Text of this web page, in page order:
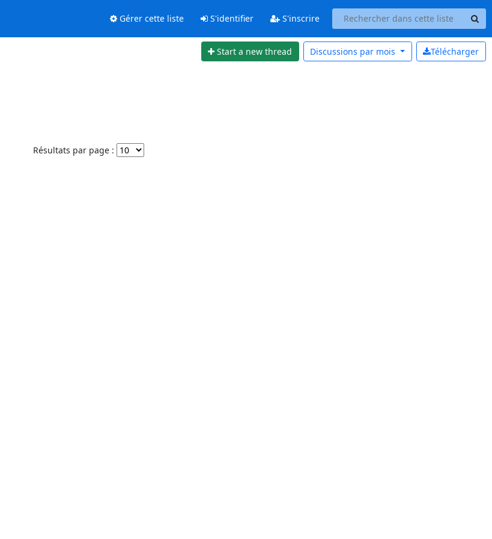
Gérer cette liste S'identifier S'inscrire
Start a new thread Télécharger
Discussions par mois
Résultats par page :